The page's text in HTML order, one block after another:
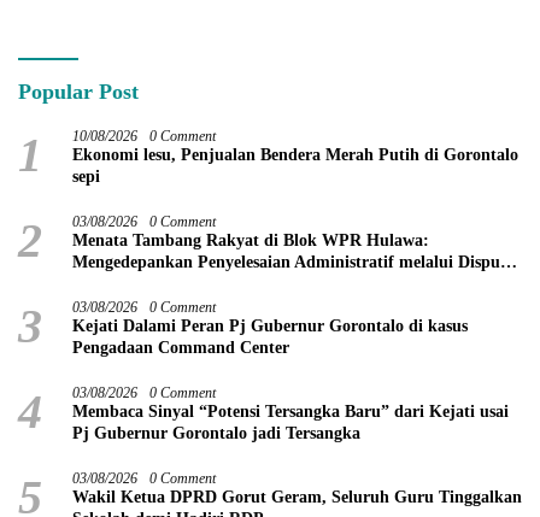
Popular Post
1 10/08/2026 0 Comment
Ekonomi lesu, Penjualan Bendera Merah Putih di Gorontalo
sepi
2 03/08/2026 0 Comment
Menata Tambang Rakyat di Blok WPR Hulawa:
Mengedepankan Penyelesaian Administratif melalui Dispute
3 03/08/2026 0 Comment
Kejati Dalami Peran Pj Gubernur Gorontalo di kasus
Pengadaan Command Center
4 03/08/2026 0 Comment
Membaca Sinyal “Potensi Tersangka Baru” dari Kejati usai
Pj Gubernur Gorontalo jadi Tersangka
5 03/08/2026 0 Comment
Wakil Ketua DPRD Gorut Geram, Seluruh Guru Tinggalkan